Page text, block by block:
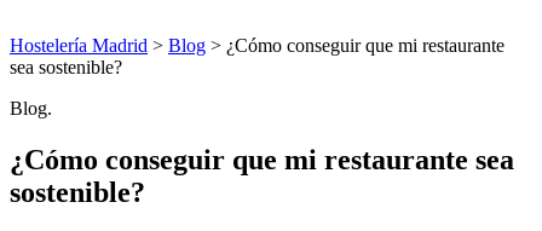
Hostelería Madrid > Blog > ¿Cómo conseguir que mi restaurante
sea sostenible?
Blog.
¿Cómo conseguir que mi restaurante sea
sostenible?